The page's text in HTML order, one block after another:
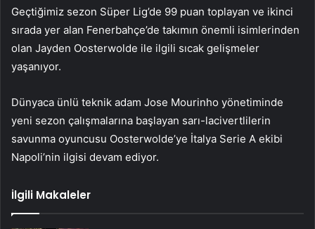
Geçtiğimiz sezon Süper Lig’de 99 puan toplayan ve ikinci
sırada yer alan Fenerbahçe’de takımın önemli isimlerinden
olan Jayden Oosterwolde ile ilgili sıcak gelişmeler
yaşanıyor.
Dünyaca ünlü teknik adam Jose Mourinho yönetiminde
yeni sezon çalışmalarına başlayan sarı-lacivertlilerin
savunma oyuncusu Oosterwolde’ye İtalya Serie A ekibi
Napoli’nin ilgisi devam ediyor.
İlgili Makaleler